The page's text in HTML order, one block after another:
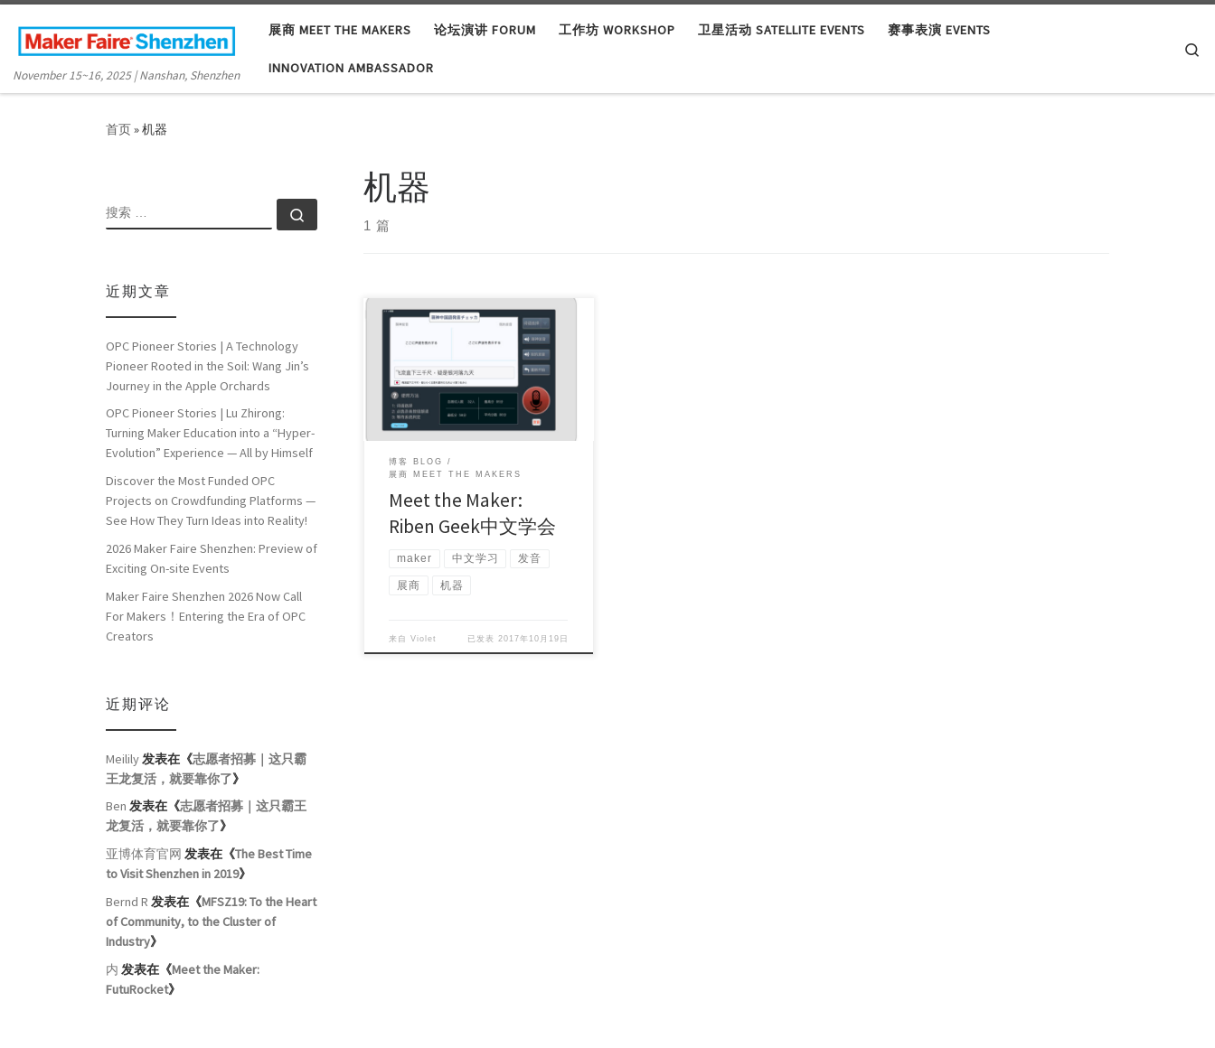
Skip to content
November 15~16, 2025 | Nanshan, Shenzhen
展商 MEET THE MAKERS 论坛演讲 FORUM 工作坊 WORKSHOP 卫星活动 SATELLITE EVENTS 赛事表演 EVENTS
INNOVATION AMBASSADOR
首页»机器
机器
1 篇
创客团队: Riben Geek中文学会 我们
团队成员都是参加“Nikogi深圳观察
会”的。 因为去 […]
博客 BLOG
展商 MEET THE MAKERS
Meet the Maker:
Riben Geek中文学会
maker 中文学习 发音
展商 机器
来自Violet 已发表 2017年10月19日
搜索
近期文章
OPC Pioneer Stories | A Technology
Pioneer Rooted in the Soil: Wang Jin’s
Journey in the Apple Orchards
OPC Pioneer Stories | Lu Zhirong:
Turning Maker Education into a “Hyper-
Evolution” Experience — All by Himself
Discover the Most Funded OPC
Projects on Crowdfunding Platforms —
See How They Turn Ideas into Reality!
2026 Maker Faire Shenzhen: Preview of
Exciting On-site Events
Maker Faire Shenzhen 2026 Now Call
For Makers！Entering the Era of OPC
Creators
近期评论
Meilily 发表在《志愿者招募｜这只霸
王龙复活，就要靠你了》
Ben 发表在《志愿者招募｜这只霸王
龙复活，就要靠你了》
亚博体育官网 发表在《The Best Time
to Visit Shenzhen in 2019》
Bernd R 发表在《MFSZ19: To the Heart
of Community, to the Cluster of
Industry》
内 发表在《Meet the Maker:
FutuRocket》